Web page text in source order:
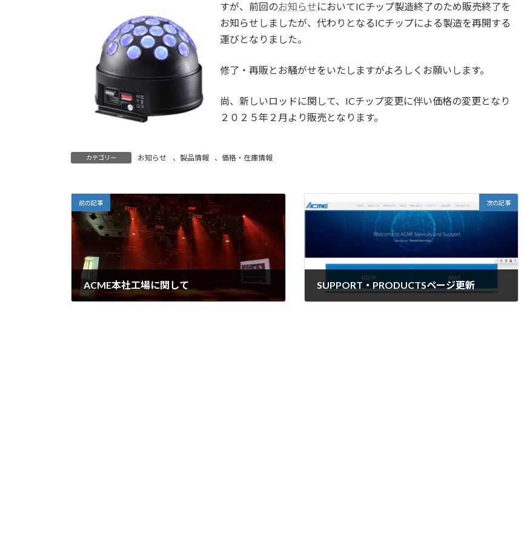
すが、前回のお知らせにおいてICチップ製造終了のため販売終了を
お知らせしましたが、代わりとなるICチップによる製造を再開する
運びとなりました。
修了・再販とお騒がせをいたしますがよろしくお願いします。
尚、新しいロッドに関して、ICチップ変更に伴い価格の変更となり
２０２５年２月より販売となります。
カテゴリー お知らせ 、 製品情報 、価格・在庫情報
前の記事
ACME本社工場に関して
次の記事
SUPPORT・PRODUCTSページ更新